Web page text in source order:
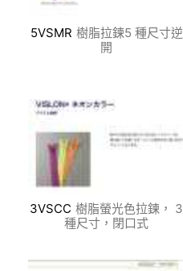
5VSMR 樹脂拉鍊5 種尺寸逆
開
3VSCC 樹脂螢光色拉鍊， 3
種尺寸，閉口式